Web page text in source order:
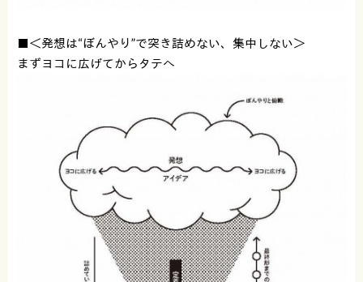
■＜発想は“ぼんやり”で突き詰めない、集中しない＞
まずヨコに広げてからタテへ